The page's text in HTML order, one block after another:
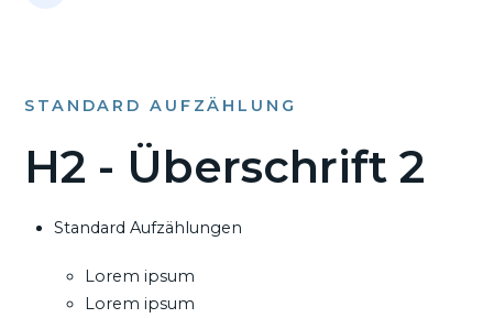
STANDARD AUFZÄHLUNG
H2 - Überschrift 2
Standard Aufzählungen
Lorem ipsum
Lorem ipsum